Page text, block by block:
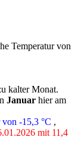
Temperatur von
kalter Monat.
Januar hier am
-15,3 °C ,
mit 11,4